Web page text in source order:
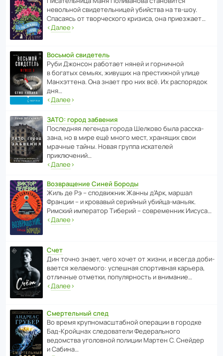
невольной свиде­тель­ницей убийства на тв-шоу.
Спасаясь от твор­че­с­кого кризиса, она приезжает…
‹Далее›
Восьмой свидетель
Руби Джонсон рабо­тает няней и горни­чной
в богатых семьях, живущих на прес­ти­жной улице
Манх­эт­тена. Она знает про них всё. Их распо­рядок
дня…
‹Далее›
ЗАТО: город забвения
После­дняя легенда города Шелково была расска­
зана, но в мире ещё много мест, хранящих свои
мрачные тайны. Новая группа иска­телей
приключений…
‹Далее›
Возвращение Синей Бороды
Жиль де Рэ – спод­ви­жник Жанны д’Арк, маршал
Франции – и кровавый серийный убийца-маньяк.
Римский импе­ратор Тиберий – совре­менник Иисуса…
‹Далее›
Счет
Дин точно знает, чего хочет от жизни, и всегда доби­
ва­ется жела­е­мого: успе­шная спор­ти­вная карьера,
отли­чные отметки, попу­ля­р­ность и внимание…
‹Далее›
Смертельный след
Во время круп­но­мас­ш­та­бной операции в городке
Бад‑Крой­цнах следо­ва­тели Феде­раль­ного
ведомства уголо­вной полиции Мартен С. Снейдер
и Сабина…